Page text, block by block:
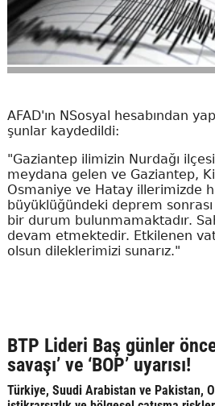
AFAD'ın NSosyal hesabından
şunlar kaydedildi:
"Gaziantep ilimizin Nurdağı
meydana gelen ve Gaziantep,
Osmaniye ve Hatay illerimizde
büyüklüğündeki deprem
bir durum bulunmamaktadır.
devam etmektedir. Etkilenen
olsun dileklerimizi sunarız."
BTP Lideri Baş günler
savaşı’ ve ‘BOP’ uyarısı!
Türkiye, Suudi Arabistan ve Pakistan,